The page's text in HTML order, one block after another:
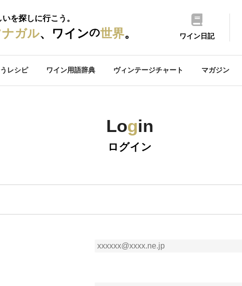
を探しに行こう。
ガル、ワインの世界。 ワイン日記
レシピ ワイン用語辞典 ヴィンテージチャート マガジン
Login
ログイン